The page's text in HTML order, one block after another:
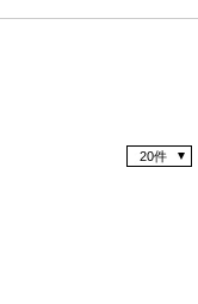
20件